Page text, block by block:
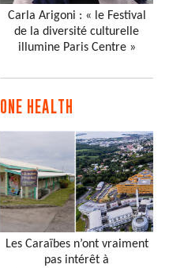
Carla Arigoni : « le Festival
de la diversité culturelle
illumine Paris Centre »
ONE HEALTH
Les Caraïbes n’ont vraiment
pas intérêt à